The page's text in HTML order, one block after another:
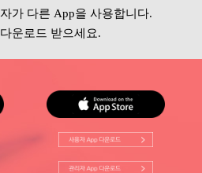
가 다른 App을 사용합니다.
운로드 받으세요.